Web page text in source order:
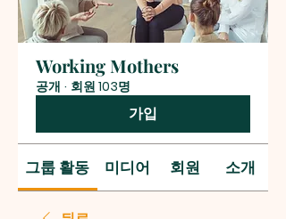
Working Mothers
공개 · 회원 103명
가입
그룹 활동 미디어 회원 소개